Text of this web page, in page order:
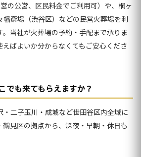
の公営、区民料金でご利用可）や、桐ヶ
斎場（渋谷区）などの民営火葬場を利
当社が火葬場の予約・手配まで承りま
ばよいか分からなくてもご安心くださ
でも来てもらえますか？
・二子玉川・成城など世田谷区内全域に
見区の拠点から、深夜・早朝・休日も